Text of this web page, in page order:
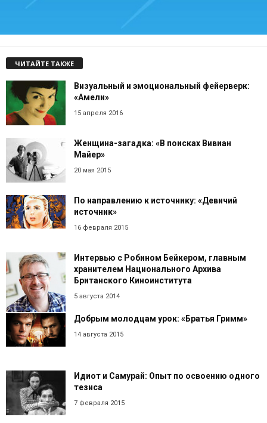
ЧИТАЙТЕ ТАКЖЕ
Визуальный и эмоциональный фейерверк:
«Амели»
15 апреля 2016
Женщина-загадка: «В поисках Вивиан
Майер»
20 мая 2015
По направлению к источнику: «Девичий
источник»
16 февраля 2015
Интервью с Робином Бейкером, главным
хранителем Национального Архива
Британского Киноинститута
5 августа 2014
Добрым молодцам урок: «Братья Гримм»
14 августа 2015
Идиот и Самурай: Опыт по освоению одного
тезиса
7 февраля 2015